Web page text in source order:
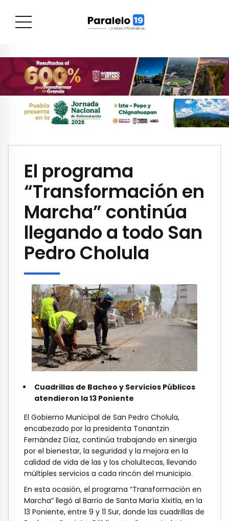
El programa
“Transformación en
Marcha” continúa
llegando a todo San
Pedro Cholula
Cuadrillas de Bacheo y Servicios Públicos
atendieron la 13 Poniente
El Gobierno Municipal de San Pedro Cholula,
encabezado por la presidenta Tonantzin
Fernández Díaz, continúa trabajando en sinergia
por el bienestar, la seguridad y la mejora en la
calidad de vida de las y los cholultecas, llevando
múltiples servicios a cada rincón del municipio.
En esta ocasión, el programa “Transformación en
Marcha” llegó al Barrio de Santa María Xixitla, en la
13 Poniente, entre 9 y 11 Sur, donde las cuadrillas de